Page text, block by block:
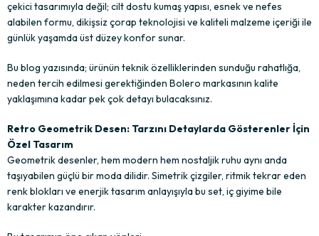
çekici tasarımıyla değil; cilt dostu kumaş yapısı, esnek ve nefes
alabilen formu, dikişsiz çorap teknolojisi ve kaliteli malzeme içeriği ile
günlük yaşamda üst düzey konfor sunar.
Bu blog yazısında; ürünün teknik özelliklerinden sunduğu rahatlığa,
neden tercih edilmesi gerektiğinden Bolero markasının kalite
yaklaşımına kadar pek çok detayı bulacaksınız.
Retro Geometrik Desen: Tarzını Detaylarda Gösterenler İçin
Özel Tasarım
Geometrik desenler, hem modern hem nostaljik ruhu aynı anda
taşıyabilen güçlü bir moda dilidir. Simetrik çizgiler, ritmik tekrar eden
renk blokları ve enerjik tasarım anlayışıyla bu set, iç giyime bile
karakter kazandırır.